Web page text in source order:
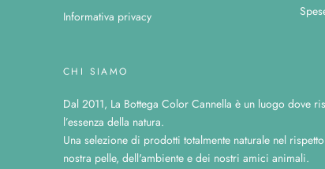
Informativa privacy
CHI SIAMO
Dal 2011, La Bottega Color Cannella è un luogo dove
l’essenza della natura.
Una selezione di prodotti totalmente naturale nel
nostra pelle, dell'ambiente e dei nostri amici animali.